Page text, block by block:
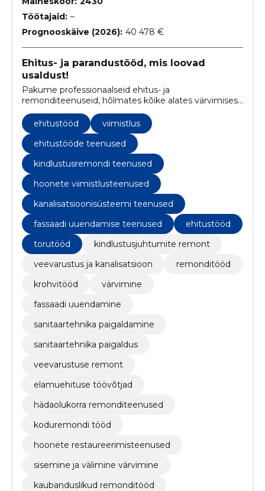
Töötajaid: –
Prognooskäive (2026): 40 478 €
Ehitus- ja parandustööd, mis loovad
usaldust!
Pakume professionaalseid ehitus- ja
remonditeenuseid, hõlmates kõike alates värvimisest
sanitaartehnika paigaldamiseni.
ehitustööd
viimistlus
ehitustööde teenused
kindlustusremondi teenused
hoonete viimistlusteenused
kanalisatsioonisüsteemi teenused
fassaadi uuendamise teenused
ehitustööd
torutööd
kindlustusjuhtumite remont
veevarustus ja kanalisatsioon
remonditööd
krohvitööd
värvimine
fassaadi uuendamine
sanitaartehnika paigaldamine
sanitaartehnika paigaldus
veevarustuse remont
elamuehituse töövõtjad
hädaolukorra remonditeenused
koduremondi tööd
hoonete restaureerimisteenused
sisemine ja välimine värvimine
kaubanduslikud remonditööd